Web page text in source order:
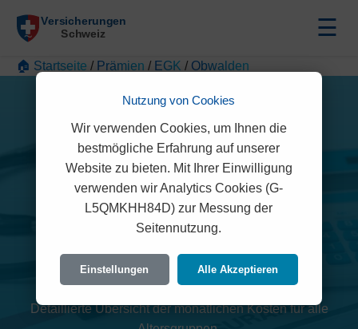
☰
🏠 Startseite / Prämien / EGK / Obwalden
EGK Prämien 2026
(Obwalden)
Detaillierte Übersicht der monatlichen Kosten für alle
Nutzung von Cookies
Wir verwenden Cookies, um Ihnen die
bestmögliche Erfahrung auf unserer
Website zu bieten. Mit Ihrer Einwilligung
verwenden wir Analytics Cookies (G-
L5QMKHH84D) zur Messung der
Seitennutzung.
Einstellungen Alle Akzeptieren